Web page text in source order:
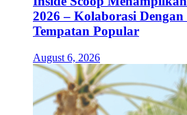
2026 – Kolaborasi Dengan
Tempatan Popular
August 6, 2026